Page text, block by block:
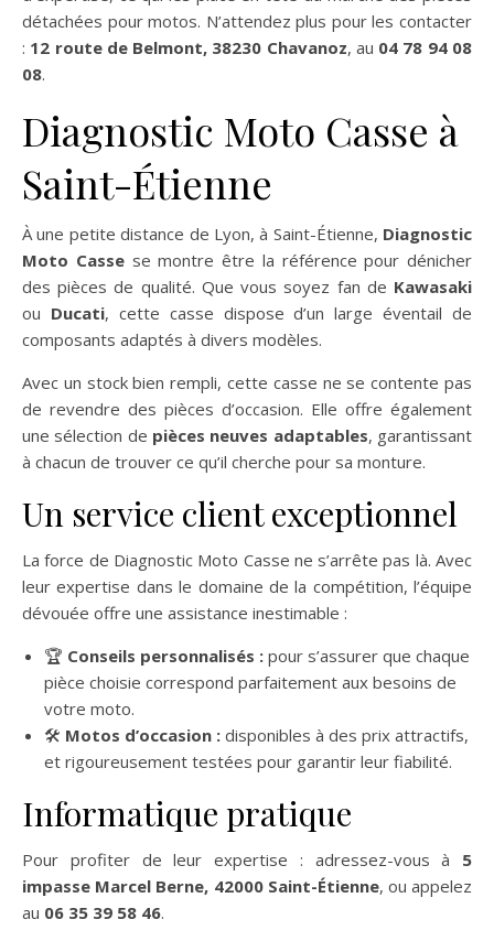
détachées pour motos. N’attendez plus pour les contacter
: 12 route de Belmont, 38230 Chavanoz, au 04 78 94 08
08.
Diagnostic Moto Casse à
Saint-Étienne
À une petite distance de Lyon, à Saint-Étienne, Diagnostic
Moto Cassese montre être la référence pour dénicher
des pièces de qualité. Que vous soyez fan de Kawasaki
ou Ducati, cette casse dispose d’un large éventail de
composants adaptés à divers modèles.
Avec un stock bien rempli, cette casse ne se contente pas
de revendre des pièces d’occasion. Elle offre également
une sélection de pièces neuves adaptables, garantissant
à chacun de trouver ce qu’il cherche pour sa monture.
Un service client exceptionnel
La force de Diagnostic Moto Casse ne s’arrête pas là. Avec
leur expertise dans le domaine de la compétition, l’équipe
dévouée offre une assistance inestimable :
🏆 Conseils personnalisés : pour s’assurer que chaque
pièce choisie correspond parfaitement aux besoins de
votre moto.
🛠️ Motos d’occasion : disponibles à des prix attractifs,
et rigoureusement testées pour garantir leur fiabilité.
Informatique pratique
Pour profiter de leur expertise : adressez-vous à 5
impasse Marcel Berne, 42000 Saint-Étienne, ou appelez
au 06 35 39 58 46.